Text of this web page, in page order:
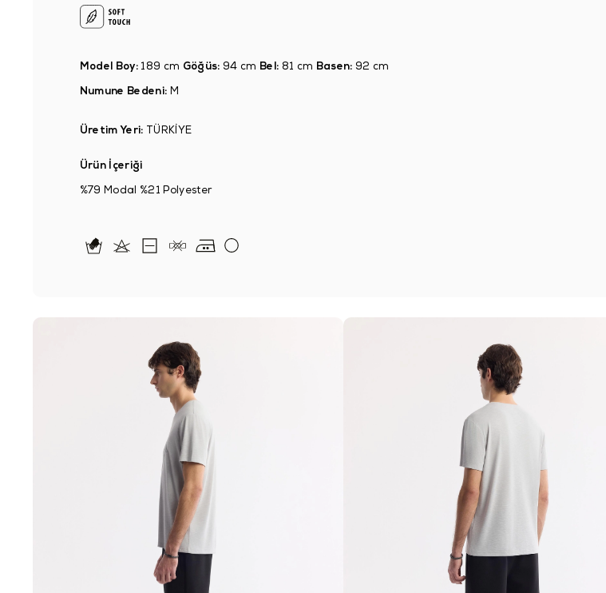
Model Boy: 189 cm Göğüs: 94 cm Bel: 81 cm Basen: 92 cm
Numune Bedeni: M
Üretim Yeri: TÜRKİYE
Ürün İçeriği
%79 Modal %21 Polyester